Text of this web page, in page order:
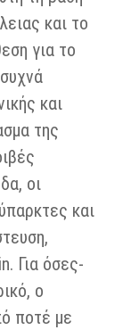
και το
για το
και
της
οι
και
Για όσες-
ο
ποτέ με